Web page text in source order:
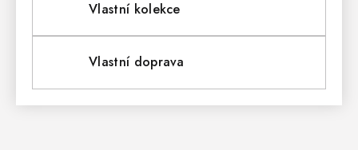
Vlastní kolekce
Vlastní doprava